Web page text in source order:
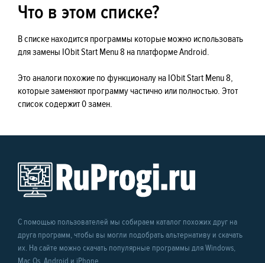
Что в этом списке?
В списке находится программы которые можно использовать
для замены IObit Start Menu 8 на платформе Android.
Это аналоги похожие по функционалу на IObit Start Menu 8,
которые заменяют программу частично или полностью. Этот
список содержит 0 замен.
С помощью пользователей мы собираем каталог похожих друг на
друга программ, чтобы вы могли подобрать альтернативу и скачать
их. На сайте можно скачать популярные программы для Windows,